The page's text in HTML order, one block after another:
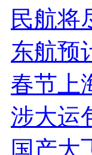
民航将
东航预
春节上
涉大运
国产大